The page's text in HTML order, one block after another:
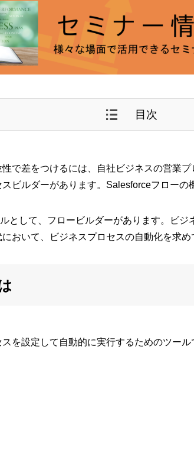
目次
で差をつけるには、自社ビジネスの営業
ビルダーがあります。Salesforceフローの
として、フロービルダーがあります。ビ
おいて、ビジネスプロセスの自動化を求
を設定して自動的に実行するためのツー